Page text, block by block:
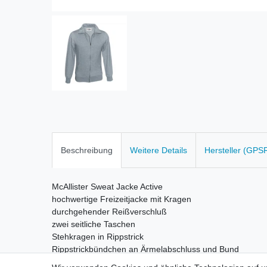
Beschreibung Weitere Details Hersteller
McAllister Sweat Jacke Active
hochwertige Freizeitjacke mit Kragen
durchgehender Reißverschluß
zwei seitliche Taschen
Stehkragen in Rippstrick
Rippstrickbündchen an Ärmelabschluss und Bund